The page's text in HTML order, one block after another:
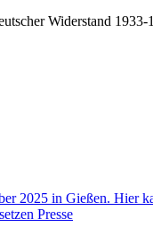
Widerstand